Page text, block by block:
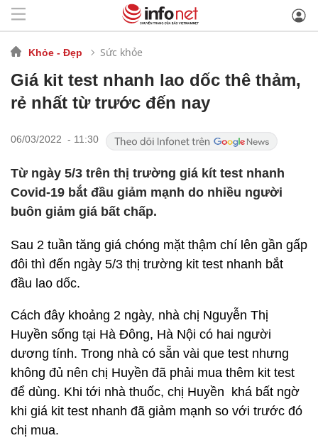
Khỏe - Đẹp Sức khỏe
Giá kit test nhanh lao dốc thê thảm,
rẻ nhất từ trước đến nay
06/03/2022 - 11:30
Từ ngày 5/3 trên thị trường giá kít test nhanh
Covid-19 bắt đầu giảm mạnh do nhiều người
buôn giảm giá bất chấp.
Sau 2 tuần tăng giá chóng mặt thậm chí lên gần gấp
đôi thì đến ngày 5/3 thị trường kit test nhanh bắt
đầu lao dốc.
Cách đây khoảng 2 ngày, nhà chị Nguyễn Thị
Huyền sống tại Hà Đông, Hà Nội có hai người
dương tính. Trong nhà có sẵn vài que test nhưng
không đủ nên chị Huyền đã phải mua thêm kit test
để dùng. Khi tới nhà thuốc, chị Huyền khá bất ngờ
khi giá kit test nhanh đã giảm mạnh so với trước đó
chị mua.